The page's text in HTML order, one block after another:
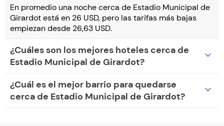
En promedio una noche cerca de Estadio Municipal de
Girardot está en 26 USD, pero las tarifas más bajas
empiezan desde 26,63 USD.
¿Cuáles son los mejores hoteles cerca de
Estadio Municipal de Girardot?
expand_more
¿Cuál es el mejor barrio para quedarse
cerca de Estadio Municipal de Girardot?
expand_more